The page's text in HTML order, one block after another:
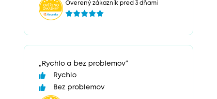
Overený zákazník pred 3 dňami
„Rychlo a bez problemov“
Rychlo
Bez problemov